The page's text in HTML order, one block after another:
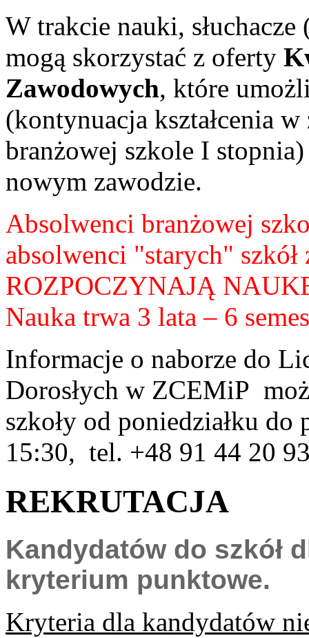
W trakcie nauki,
mogą skorzystać z oferty
Zawodowych, które
(kontynuacja kształcenia
branżowej szkole I
nowym zawodzie.
Absolwenci branżowej
absolwenci "starych"
ROZPOCZYNAJĄ
Nauka trwa 3 lata – 6
Informacje o naborze do
Dorosłych w ZCEMiP
szkoły od poniedziałku
15:30, tel. +48 91 44 20
REKRUTACJA
Kandydatów do szkół
kryterium punktowe.
Kryteria dla kandydatów